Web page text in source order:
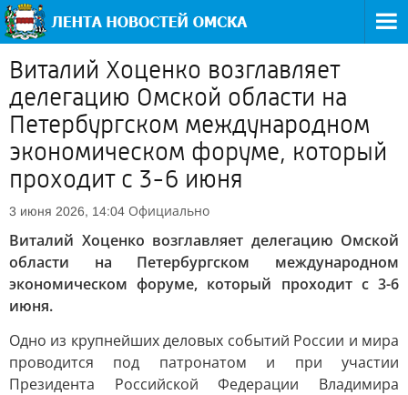
Виталий Хоценко возглавляет
делегацию Омской области на
Петербургском международном
экономическом форуме, который
проходит с 3-6 июня
3 июня 2026, 14:04 Официально
Виталий Хоценко возглавляет делегацию Омской
области на Петербургском международном
экономическом форуме, который проходит с 3-6
июня.
Одно из крупнейших деловых событий России и мира
проводится под патронатом и при участии
Президента Российской Федерации Владимира